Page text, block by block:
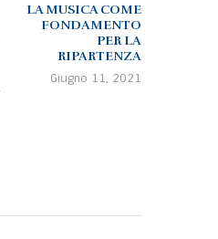
LA MUSICA COME
FONDAMENTO
PER LA
RIPARTENZA
Giugno 11, 2021